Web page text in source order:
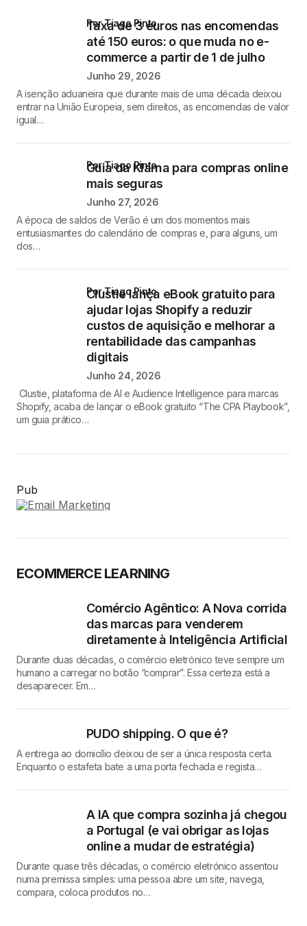
Taxa de 3 euros nas encomendas
até 150 euros: o que muda no e-
commerce a partir de 1 de julho
por Tiago Pinto
Junho 29, 2026
A isenção aduaneira que durante mais de uma década deixou
entrar na União Europeia, sem direitos, as encomendas de valor
igual…
Guia da Klarna para compras online
mais seguras
por Tiago Pinto
Junho 27, 2026
A época de saldos de Verão é um dos momentos mais
entusiasmantes do calendário de compras e, para alguns, um
dos…
Clustie lança eBook gratuito para
ajudar lojas Shopify a reduzir
custos de aquisição e melhorar a
rentabilidade das campanhas
digitais
por Tiago Pinto
Junho 24, 2026
Clustie, plataforma de AI e Audience Intelligence para marcas
Shopify, acaba de lançar o eBook gratuito “The CPA Playbook”,
um guia prático…
Pub
ECOMMERCE LEARNING
Comércio Agêntico: A Nova corrida
das marcas para venderem
diretamente à Inteligência Artificial
Durante duas décadas, o comércio eletrónico teve sempre um
humano a carregar no botão “comprar”. Essa certeza está a
desaparecer. Em…
PUDO shipping. O que é?
A entrega ao domicílio deixou de ser a única resposta certa.
Enquanto o estafeta bate a uma porta fechada e regista…
A IA que compra sozinha já chegou
a Portugal (e vai obrigar as lojas
online a mudar de estratégia)
Durante quase três décadas, o comércio eletrónico assentou
numa premissa simples: uma pessoa abre um site, navega,
compara, coloca produtos no…